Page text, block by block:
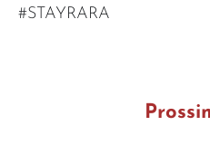
#STAYRARA